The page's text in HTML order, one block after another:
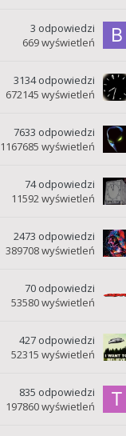
3 odpowiedzi
669wyświetleń
3134 odpowiedzi
672145 wyświetleń
7633 odpowiedzi
1167685 wyświetleń
74 odpowiedzi
11592wyświetleń
2473 odpowiedzi
389708wyświetleń
70 odpowiedzi
53580wyświetleń
427 odpowiedzi
52315 wyświetleń
835 odpowiedzi
197860wyświetleń